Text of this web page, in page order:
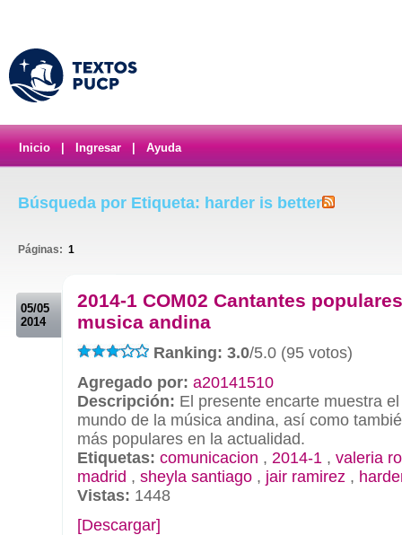
Inicio Ingresar Ayuda
Búsqueda por Etiqueta: harder is better
Páginas: 1
05/05
2014
2014-1 COM02 Cantantes
musica andina
Ranking: 3.0/5.0 (95 votos)
Agregado por: a20141510
Descripción: El presente encarte muestra
mundo de la música andina, así como
más populares en la actualidad.
Etiquetas: comunicacion , 2014-1 , valeria
madrid , sheyla santiago , jair ramirez ,
Vistas: 1448
[Descargar]